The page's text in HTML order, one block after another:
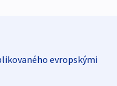
evropskými